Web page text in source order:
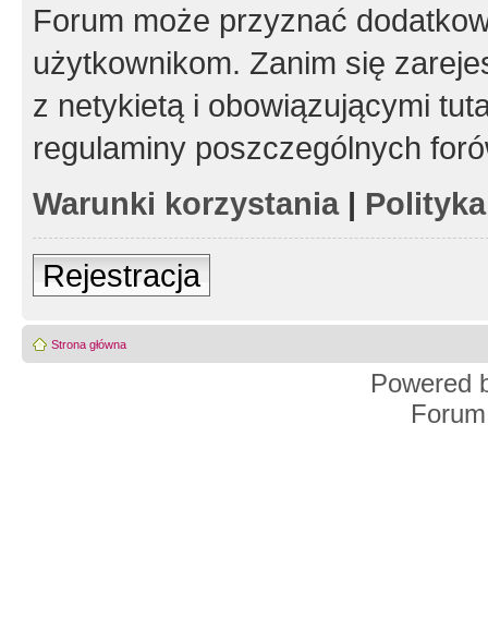
Forum może przyznać
użytkownikom. Zanim się
z netykietą i obowiązującymi
regulaminy poszczególnych
Warunki korzystania|
Rejestracja
Strona główna
Powered